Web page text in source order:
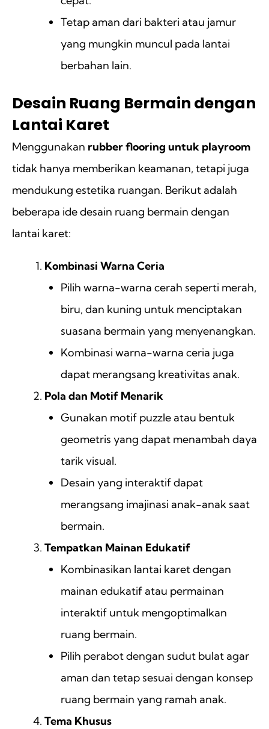
Tetap aman dari bakteri atau jamur
yang mungkin muncul pada lantai
berbahan lain.
Desain Ruang Bermain dengan
Lantai Karet
Menggunakan rubber flooring untuk playroom
tidak hanya memberikan keamanan, tetapi juga
mendukung estetika ruangan. Berikut adalah
beberapa ide desain ruang bermain dengan
lantai karet:
Kombinasi Warna Ceria
Pilih warna-warna cerah seperti merah,
biru, dan kuning untuk menciptakan
suasana bermain yang menyenangkan.
Kombinasi warna-warna ceria juga
dapat merangsang kreativitas anak.
Pola dan Motif Menarik
Gunakan motif puzzle atau bentuk
geometris yang dapat menambah daya
tarik visual.
Desain yang interaktif dapat
merangsang imajinasi anak-anak saat
bermain.
Tempatkan Mainan Edukatif
Kombinasikan lantai karet dengan
mainan edukatif atau permainan
interaktif untuk mengoptimalkan
ruang bermain.
Pilih perabot dengan sudut bulat agar
aman dan tetap sesuai dengan konsep
ruang bermain yang ramah anak.
Tema Khusus